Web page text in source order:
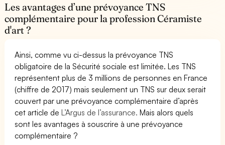
Les avantages d’une prévoyance TNS
complémentaire pour la profession Céramiste
d'art ?
Ainsi, comme vu ci-dessus la prévoyance TNS
obligatoire de la Sécurité sociale est limitée. Les TNS
représentent plus de 3 millions de personnes en France
(chiffre de 2017) mais seulement un TNS sur deux serait
couvert par une prévoyance complémentaire d’après
cet article deL’Argus de l’assurance. Mais alors quels
sont les avantages à souscrire à une prévoyance
complémentaire ?